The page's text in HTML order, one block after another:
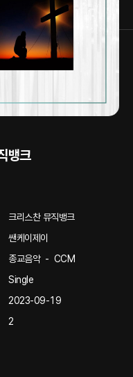
뱅크
크리스찬 뮤직뱅크
쌘케이제이
종교음악- CCM
Single
2023-09-19
2